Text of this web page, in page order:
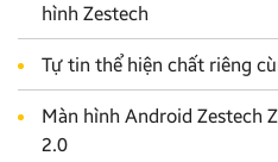
hình Zestech
Tự tin thể hiện chất riêng
Màn hình Android Zestech
2.0